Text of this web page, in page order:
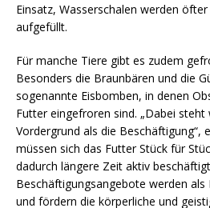
Einsatz, Wasserschalen werden
aufgefüllt.
Für manche Tiere gibt es zudem
Besonders die Braunbären und die
sogenannte Eisbomben, in denen
Futter eingefroren sind. „Dabei steht
Vordergrund als die Beschäftigung“,
müssen sich das Futter Stück für
dadurch längere Zeit aktiv
Beschäftigungsangebote werden als
und fördern die körperliche und